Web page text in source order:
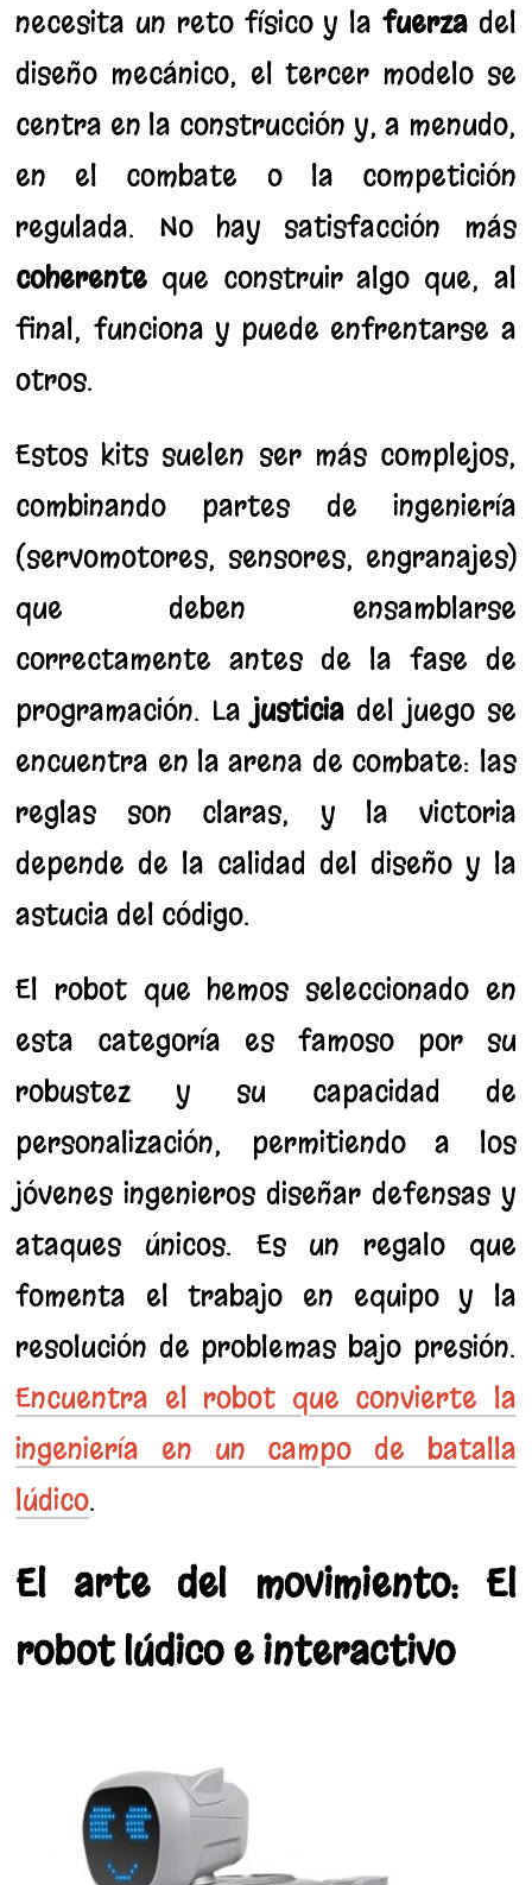
necesita un reto físico y la fuerzadel
diseño mecánico, el tercer modelo se
centra en la construcción y, a menudo,
en el combate o la competición
regulada. No hay satisfacción más
coherente que construir algo que, al
final, funciona y puede enfrentarse a
otros.
Estos kits suelen ser más complejos,
combinando partes de ingeniería
(servomotores, sensores, engranajes)
que deben ensamblarse
correctamente antes de la fase de
programación. Lajusticia del juego se
encuentra en la arena de combate: las
reglas son claras, y la victoria
depende de la calidad del diseño y la
astucia del código.
El robot que hemos seleccionado en
esta categoría es famoso por su
robustez y su capacidad de
personalización, permitiendo a los
jóvenes ingenieros diseñar defensas y
ataques únicos. Es un regalo que
fomenta el trabajo en equipo y la
resolución de problemas bajo presión.
Encuentra el robot que convierte la
ingeniería en un campo de batalla
lúdico.
El arte del movimiento: El
robot lúdico e interactivo